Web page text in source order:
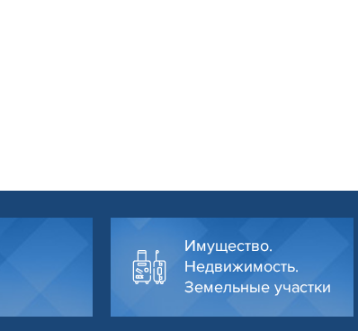
Имущество.
Недвижимость.
Земельные участки